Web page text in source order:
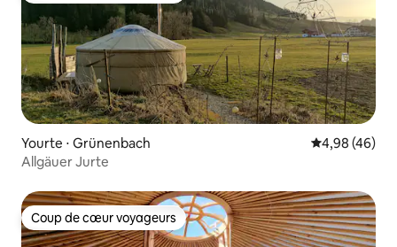
Yourte ⋅ Grünenbach Évaluation
4,98 (46)
Allgäuer Jurte
Coup de cœur voyageurs
Coup de cœur voyageurs